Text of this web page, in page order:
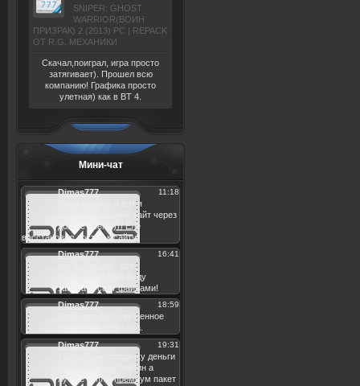
SNIPER: GHOST
WARRIOR(ВОИН
ПРИЗРАК) 2 (2013) РС | REPACK
ОТ R.G. МЕХАНИКИ
Скачал,поиграл, игра просто
затягивает). Прошел всю
компанию! Графика просто
улетная) как в BT 4.
Мини-чат